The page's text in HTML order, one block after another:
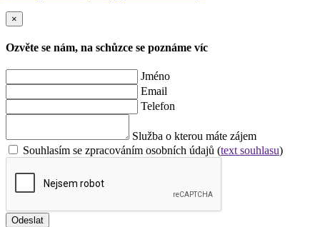
×
Ozvěte se nám, na schůzce se poznáme víc
Jméno
Email
Telefon
Služba o kterou máte zájem
Souhlasím se zpracováním osobních údajů (text souhlasu)
Odeslat